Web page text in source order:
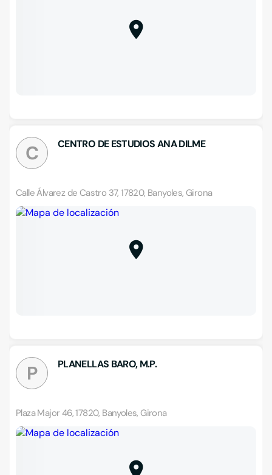
C CENTRO DE ESTUDIOS ANA DILME
Calle Álvarez de Castro 37, 17820, Banyoles, Girona
P PLANELLAS BARO, M.P.
Plaza Major 46, 17820, Banyoles, Girona